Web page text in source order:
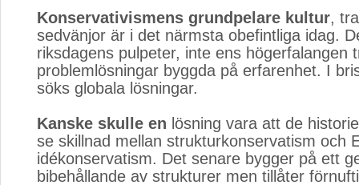
Konservativismens grundpelare kultur,
sedvänjor är i det närmsta obefintliga idag.
riksdagens pulpeter, inte ens högerfalangen
problemlösningar byggda på erfarenhet. I
söks globala lösningar.
Kanske skulle en lösning vara att de
se skillnad mellan strukturkonservatism och
idékonservatism. Det senare bygger på ett
bibehållande av strukturer men tillåter